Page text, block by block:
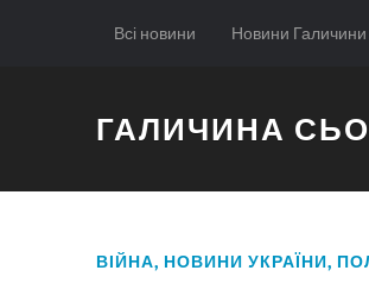
Всі новини Новини Галичини
ГАЛИЧИНА
ВІЙНА, НОВИНИ УКРАЇНИ,